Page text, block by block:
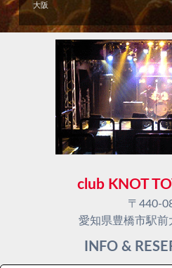
大阪
club KNOT
〒440-
愛知県豊橋市駅前
INFO &